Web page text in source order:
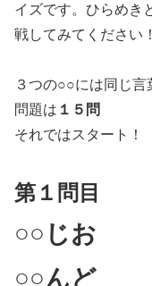
イズです。ひらめき
戦してみてください！
３つの○○には同じ言
問題は １５問
それではスタート！
第１問目
○○じお
○○んど